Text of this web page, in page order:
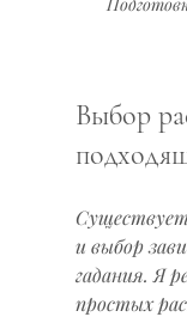
Выбор
и выбор
гадания. Я
простых